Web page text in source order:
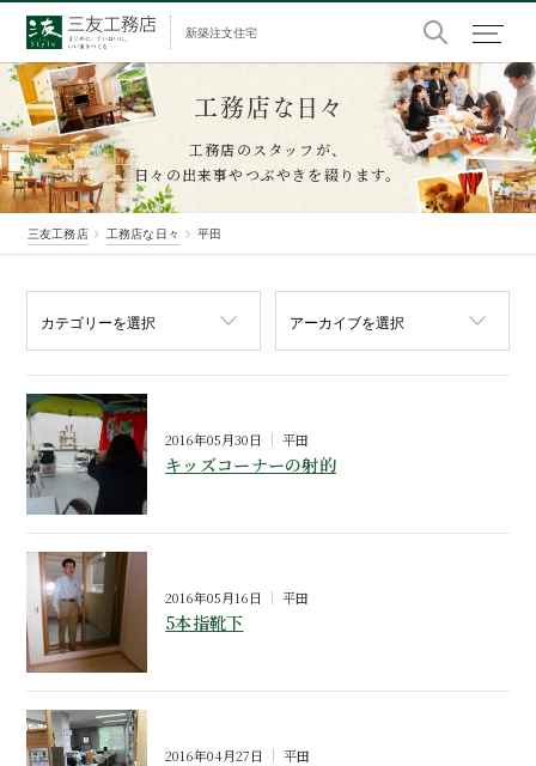
新築注文住宅
工務店な日々
工務店のスタッフが、
日々の出来事やつぶやきを綴ります。
三友工務店 工務店な日々 平田
2016年05月30日 平田
キッズコーナーの射的
2016年05月16日 平田
5本指靴下
2016年04月27日 平田